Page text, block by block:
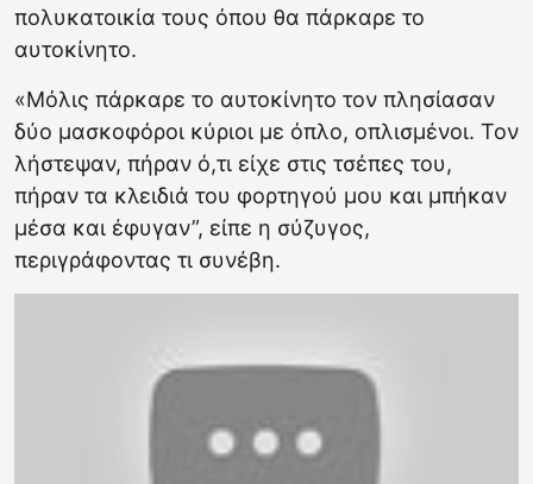
πολυκατοικία τους όπου θα πάρκαρε το
αυτοκίνητο.
«Μόλις πάρκαρε το αυτοκίνητο τον πλησίασαν
δύο μασκοφόροι κύριοι με όπλο, οπλισμένοι. Τον
λήστεψαν, πήραν ό,τι είχε στις τσέπες του,
πήραν τα κλειδιά του φορτηγού μου και μπήκαν
μέσα και έφυγαν”, είπε η σύζυγος,
περιγράφοντας τι συνέβη.